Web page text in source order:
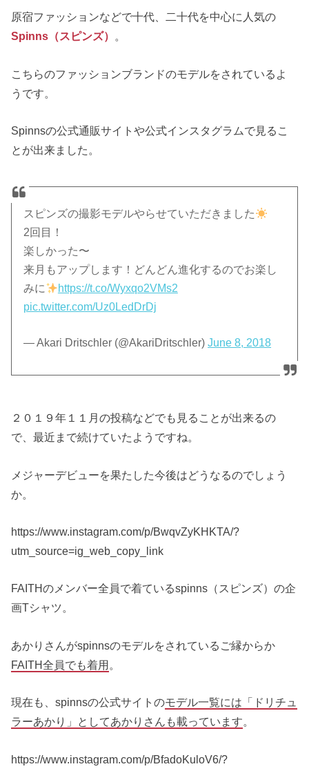
原宿ファッションなどで十代、二十代を中心に人気の
Spinns（スピンズ） 。
こちらのファッションブランドのモデルをされているよ
うです。
Spinnsの公式通販サイトや公式インスタグラムで見るこ
とが出来ました。
スピンズの撮影モデルやらせていただきました
2回目！
楽しかった〜
来月もアップします！どんどん進化するのでお楽し
みに
https://t.co/Wyxqo2VMs2
pic.twitter.com/Uz0LedDrDj
— Akari Dritschler (@AkariDritschler)June 8, 2018
２０１９年１１月の投稿などでも見ることが出来るの
で、最近まで続けていたようですね。
メジャーデビューを果たした今後はどうなるのでしょう
か。
https://www.instagram.com/p/BwqvZyKHKTA/?
utm_source=ig_web_copy_link
FAITHのメンバー全員で着ているspinns（スピンズ）の企
画Tシャツ。
あかりさんがspinnsのモデルをされているご縁からか
FAITH全員でも着用。
現在も、spinnsの公式サイトのモデル一覧には「ドリチュ
ラーあかり」としてあかりさんも載っています。
https://www.instagram.com/p/BfadoKuloV6/?